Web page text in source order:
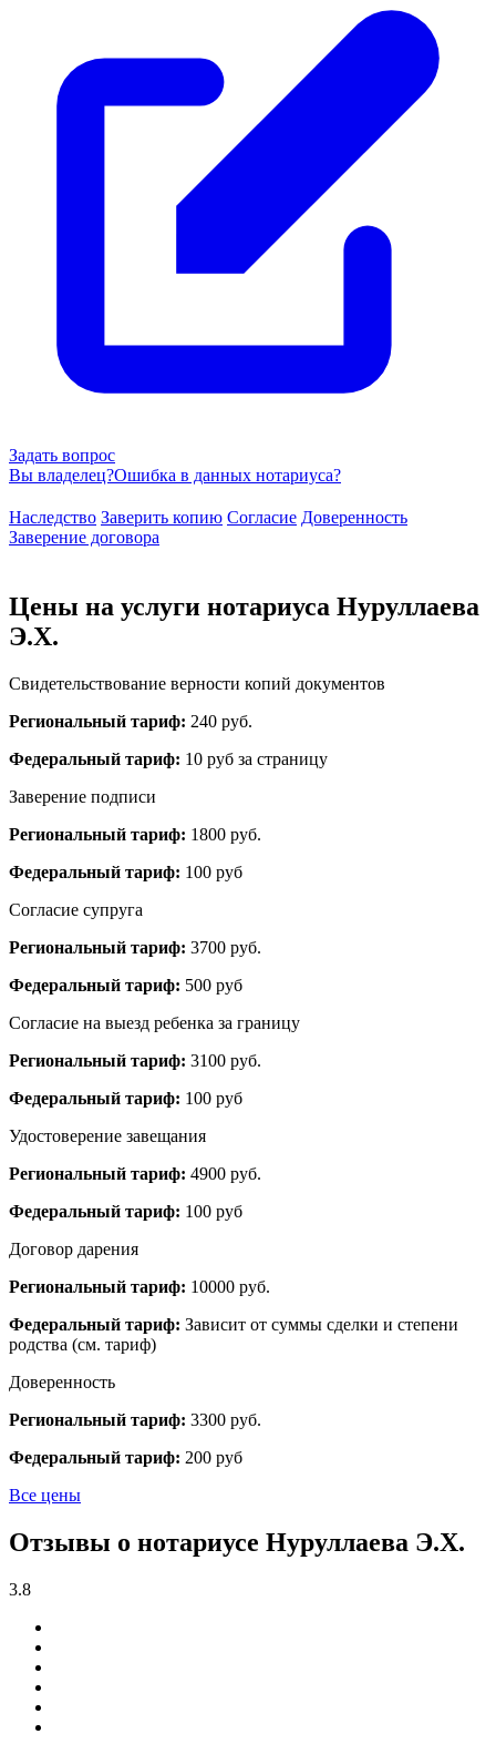
Задать вопрос
Вы владелец?Ошибка в данных нотариуса?
Наследство Заверить копию Согласие Доверенность
Заверение договора
Цены на услуги нотариуса Нуруллаева
Э.Х.
Свидетельствование верности копий документов
Региональный тариф: 240 руб.
Федеральный тариф: 10 руб за страницу
Заверение подписи
Региональный тариф: 1800 руб.
Федеральный тариф: 100 руб
Согласие супруга
Региональный тариф: 3700 руб.
Федеральный тариф: 500 руб
Согласие на выезд ребенка за границу
Региональный тариф: 3100 руб.
Федеральный тариф: 100 руб
Удостоверение завещания
Региональный тариф: 4900 руб.
Федеральный тариф: 100 руб
Договор дарения
Региональный тариф: 10000 руб.
Федеральный тариф: Зависит от суммы сделки и степени
родства (см. тариф)
Доверенность
Региональный тариф: 3300 руб.
Федеральный тариф: 200 руб
Все цены
Отзывы о нотариусе Нуруллаева Э.Х.
3.8